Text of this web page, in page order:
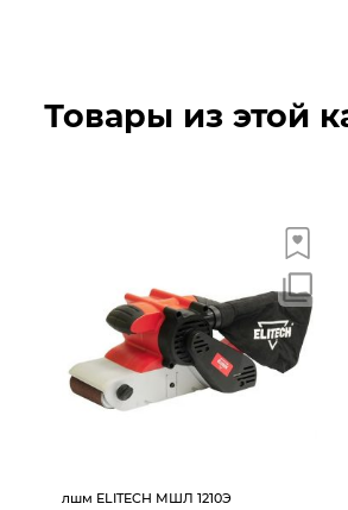
Товары из этой
лшм ELITECH МШЛ 1210Э